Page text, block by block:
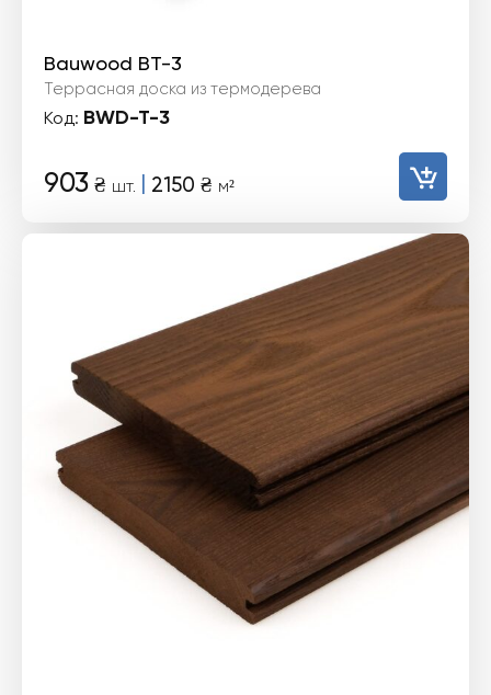
Bauwood BT-3
Террасная доска из термодерева
Код: BWD-T-3
903 ₴ шт. | 2150 ₴ м²